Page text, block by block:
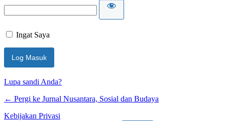
Ingat Saya
Lupa sandi Anda?
← Pergi ke Jurnal Nusantara, Sosial dan Budaya
Kebijakan Privasi